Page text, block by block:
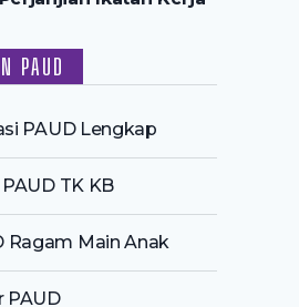
PAUD
PAUD Lengkap
TK KB
Ragam Main Anak
PAUD